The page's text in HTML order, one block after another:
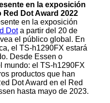
en la exposición
Dot Award 2022
en la exposición
Dota partir del 20 de
el público global. En
el TS-h1290FX estará
Desde Essen o
mundo: el TS-h1290FX
productos que han
Dot Award en el Red
hasta mayo de 2023.